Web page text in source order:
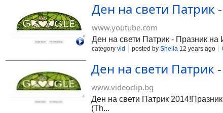
Ден на свети Патрик
www.youtube.com
Ден на свети Патрик - Празник
category vid posted by Shella 12 years ago
Ден на свети Патрик
www.videoclip.bg
Ден на свети Патрик
(Th...